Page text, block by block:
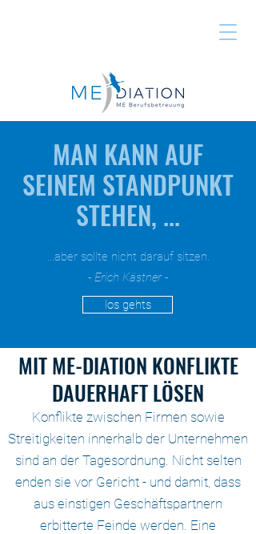
MAN KANN AUF
SEINEM STANDPUNKT
STEHEN, ...
...aber sollte nicht darauf sitzen.
- Erich Kästner -
los gehts
MIT ME-DIATION KONFLIKTE
DAUERHAFT LÖSEN
Konflikte zwischen Firmen sowie
Streitigkeiten innerhalb der Unternehmen
sind an der Tagesordnung. Nicht selten
enden sie vor Gericht - und damit, dass
aus einstigen Geschäftspartnern
erbitterte Feinde werden. Eine